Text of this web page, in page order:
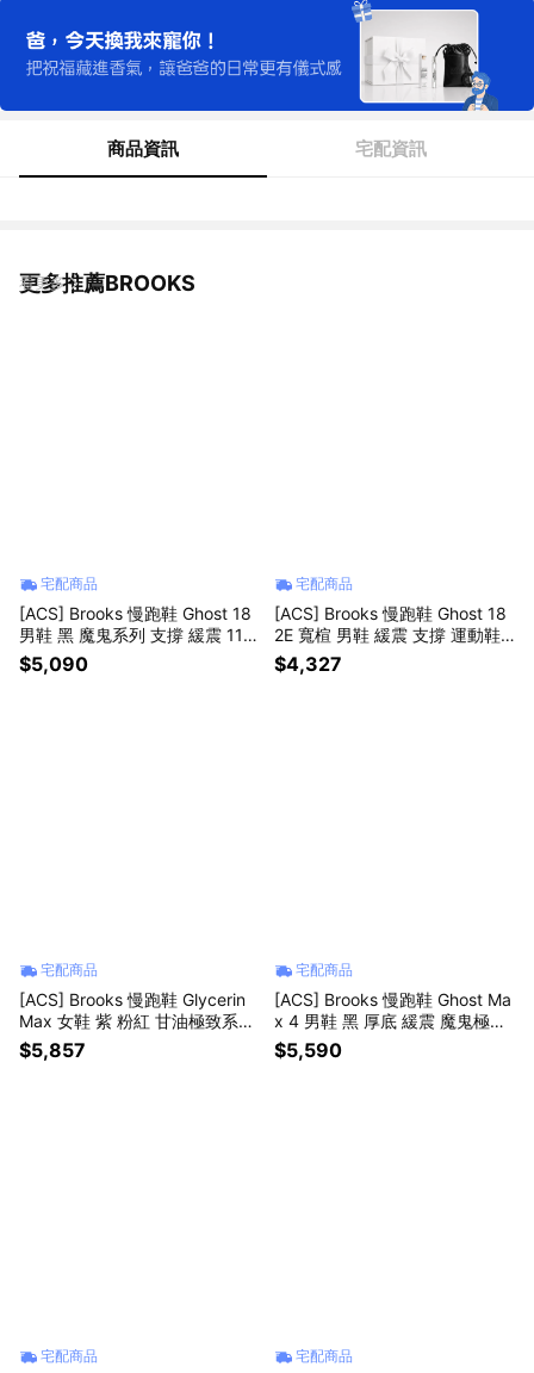
商品資訊 宅配資訊
更多推薦BROOKS
看更多
宅配商品
[ACS] Brooks 慢跑鞋 Ghost 18
男鞋 黑 魔鬼系列 支撐 緩震 110
4931D096
$5,090
宅配商品
[ACS] Brooks 慢跑鞋 Ghost 18
2E 寬楦 男鞋 緩震 支撐 運動鞋
魔鬼系列 1104932E172
$4,327
宅配商品
[ACS] Brooks 慢跑鞋 Glycerin
Max 女鞋 紫 粉紅 甘油極致系列
厚底 氮氣中底 緩衝 運動鞋 120
4361B447
$5,857
宅配商品
[ACS] Brooks 慢跑鞋 Ghost Ma
x 4 男鞋 黑 厚底 緩震 魔鬼極致
月光限定款 1104961D056
$5,590
宅配商品 宅配商品